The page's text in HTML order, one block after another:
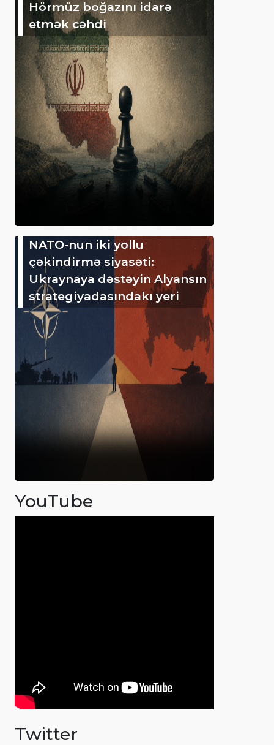
Hörmüz boğazını idarə
etmək cəhdi
NATO-nun iki yollu
çəkindirmə siyasəti:
Ukraynaya dəstəyin Alyansın
strategiyadasındakı yeri
YouTube
Twitter